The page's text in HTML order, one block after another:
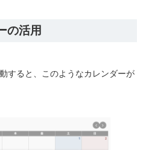
の活用
すると、このようなカレンダーが